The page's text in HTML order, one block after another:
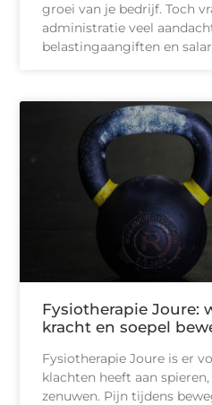
groei van je bedrijf. Toch
administratie veel
belastingaangiften en
Fysiotherapie Joure:
kracht en soepel
Fysiotherapie Joure is er
klachten heeft aan
zenuwen. Pijn tijdens